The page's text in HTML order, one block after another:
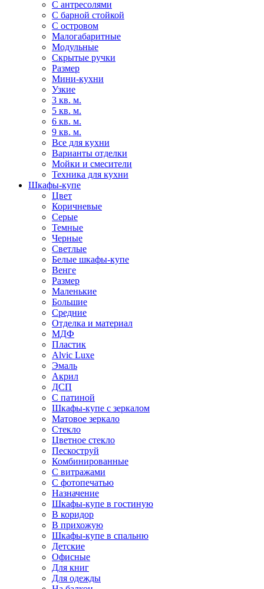
С антресолями
С барной стойкой
С островом
Малогабаритные
Модульные
Скрытые ручки
Размер
Мини-кухни
Узкие
3 кв. м.
5 кв. м.
6 кв. м.
9 кв. м.
Все для кухни
Варианты отделки
Мойки и смесители
Техника для кухни
Шкафы-купе
Цвет
Коричневые
Серые
Темные
Черные
Светлые
Белые шкафы-купе
Венге
Размер
Маленькие
Большие
Средние
Отделка и материал
МДФ
Пластик
Alvic Luxe
Эмаль
Акрил
ДСП
С патиной
Шкафы-купе с зеркалом
Матовое зеркало
Стекло
Цветное стекло
Пескоструй
Комбинированные
С витражами
С фотопечатью
Назначение
Шкафы-купе в гостиную
В коридор
В прихожую
Шкафы-купе в спальню
Детские
Офисные
Для книг
Для одежды